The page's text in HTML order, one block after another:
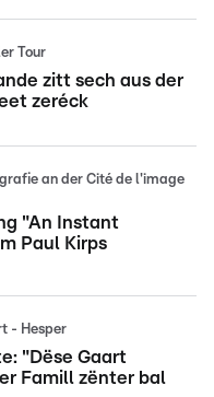
Tour
zitt sech aus der
zeréck
an der Cité de l'image
"An Instant
Paul Kirps
- Hesper
"Dëse Gaart
Famill zënter bal